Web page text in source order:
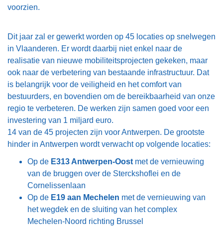
voorzien.
Dit jaar zal er gewerkt worden op 45 locaties op snelwegen
in Vlaanderen. Er wordt daarbij niet enkel naar de
realisatie van nieuwe mobiliteitsprojecten gekeken, maar
ook naar de verbetering van bestaande infrastructuur. Dat
is belangrijk voor de veiligheid en het comfort van
bestuurders, en bovendien om de bereikbaarheid van onze
regio te verbeteren. De werken zijn samen goed voor een
investering van 1 miljard euro.
14 van de 45 projecten zijn voor Antwerpen. De grootste
hinder in Antwerpen wordt verwacht op volgende locaties:
Op de E313 Antwerpen-Oost met de vernieuwing
van de bruggen over de Sterckshoflei en de
Cornelissenlaan
Op de E19 aan Mechelen met de vernieuwing van
het wegdek en de sluiting van het complex
Mechelen-Noord richting Brussel